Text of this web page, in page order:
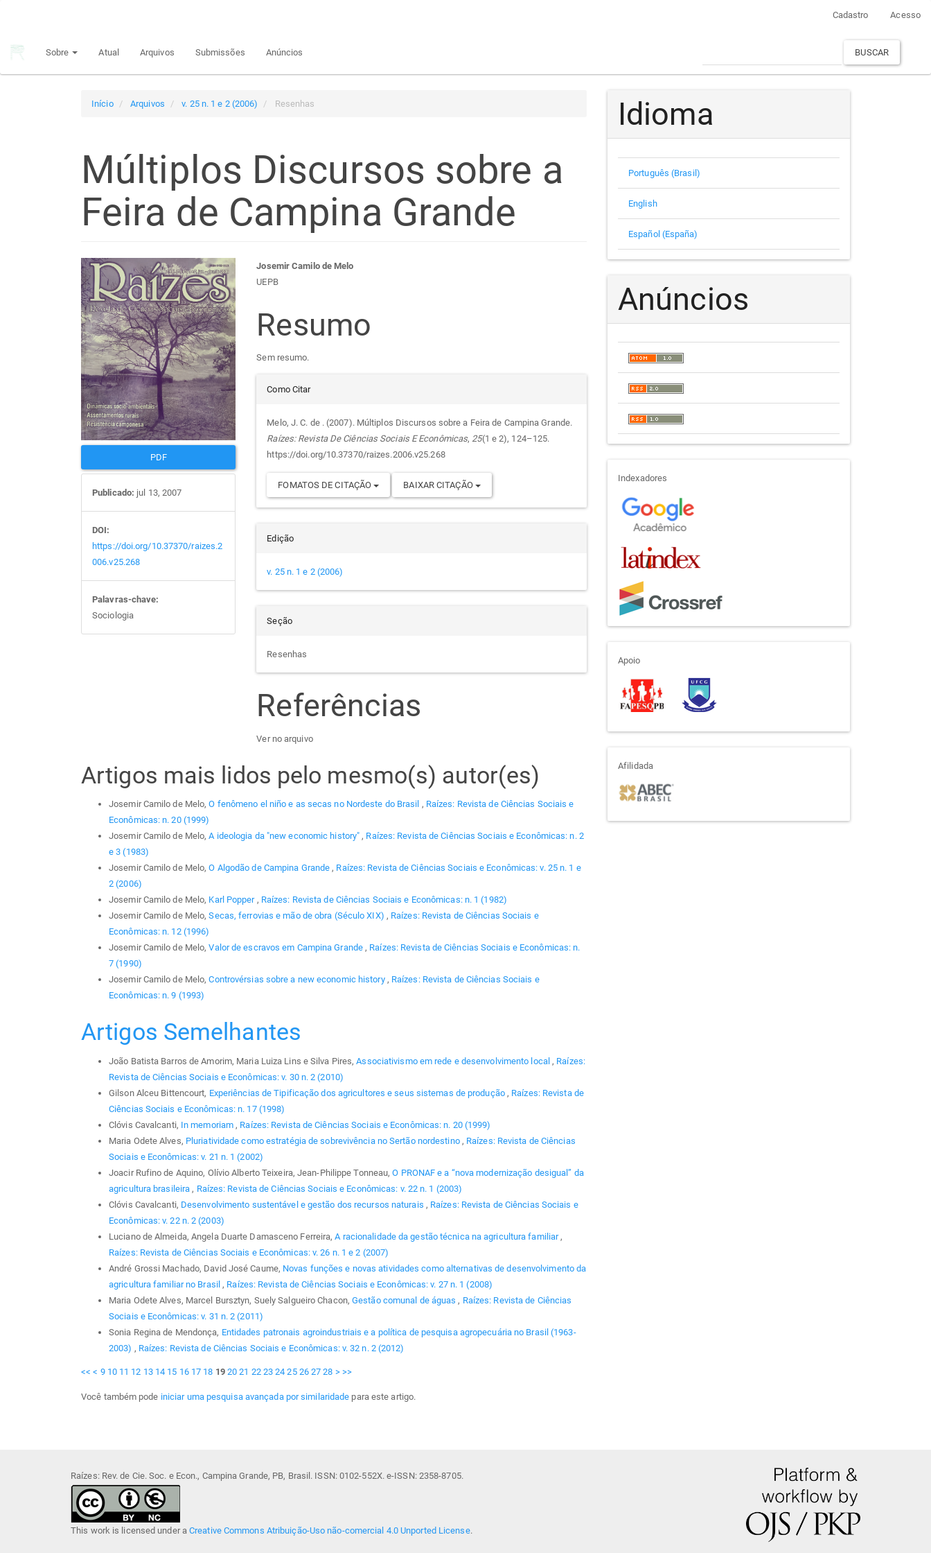
principal
Cadastro Acesso
Sobre Atual Arquivos Submissões Anúncios BUSCAR
Início Arquivos v. 25 n. 1 e 2 (2006) Resenhas
Múltiplos Discursos sobre a
Feira de Campina Grande
Barra
lateral
de
artigos
PDF
Publicado: jul 13, 2007
DOI:
https://doi.org/10.37370/raizes.2
006.v25.268
Palavras-chave:
Sociologia
Conteúdo
do
artigo
principal
Josemir Camilo de Melo
UEPB
Resumo
Sem resumo.
Detalhes
do
artigo
Como Citar
Melo, J. C. de . (2007). Múltiplos Discursos sobre a Feira de Campina Grande.
Raízes: Revista De Ciências Sociais E Econômicas, 25(1 e 2), 124–125.
https://doi.org/10.37370/raizes.2006.v25.268
FOMATOS DE CITAÇÃO BAIXAR CITAÇÃO
Edição
v. 25 n. 1 e 2 (2006)
Seção
Resenhas
Referências
Ver no arquivo
Artigos mais lidos pelo mesmo(s) autor(es)
Josemir Camilo de Melo,O fenômeno el niño e as secas no Nordeste do Brasil , Raízes: Revista de Ciências Sociais e
Econômicas: n. 20 (1999)
Josemir Camilo de Melo,A ideologia da "new economic history", Raízes: Revista de Ciências Sociais e Econômicas: n. 2
e 3 (1983)
Josemir Camilo de Melo,O Algodão de Campina Grande, Raízes: Revista de Ciências Sociais e Econômicas: v. 25 n. 1 e
2 (2006)
Josemir Camilo de Melo, Karl Popper , Raízes: Revista de Ciências Sociais e Econômicas: n. 1 (1982)
Josemir Camilo de Melo,Secas, ferrovias e mão de obra (Século XIX) , Raízes: Revista de Ciências Sociais e
Econômicas: n. 12 (1996)
Josemir Camilo de Melo,Valor de escravos em Campina Grande, Raízes: Revista de Ciências Sociais e Econômicas: n.
7 (1990)
Josemir Camilo de Melo,Controvérsias sobre a new economic history , Raízes: Revista de Ciências Sociais e
Econômicas: n. 9 (1993)
Artigos Semelhantes
João Batista Barros de Amorim, Maria Luiza Lins e Silva Pires,Associativismo em rede e desenvolvimento local , Raízes:
Revista de Ciências Sociais e Econômicas: v. 30 n. 2 (2010)
Gilson Alceu Bittencourt, Experiências de Tipificação dos agricultores e seus sistemas de produção , Raízes: Revista de
Ciências Sociais e Econômicas: n. 17 (1998)
Clóvis Cavalcanti, In memoriam , Raízes: Revista de Ciências Sociais e Econômicas: n. 20 (1999)
Maria Odete Alves, Pluriatividade como estratégia de sobrevivência no Sertão nordestino , Raízes: Revista de Ciências
Sociais e Econômicas: v. 21 n. 1 (2002)
Joacir Rufino de Aquino, Olívio Alberto Teixeira, Jean-Philippe Tonneau,O PRONAF e a “nova modernização desigual” da
agricultura brasileira , Raízes: Revista de Ciências Sociais e Econômicas: v. 22 n. 1 (2003)
Clóvis Cavalcanti, Desenvolvimento sustentável e gestão dos recursos naturais , Raízes: Revista de Ciências Sociais e
Econômicas: v. 22 n. 2 (2003)
Luciano de Almeida, Angela Duarte Damasceno Ferreira,A racionalidade da gestão técnica na agricultura familiar ,
Raízes: Revista de Ciências Sociais e Econômicas: v. 26 n. 1 e 2 (2007)
André Grossi Machado, David José Caume, Novas funções e novas atividades como alternativas de desenvolvimento da
agricultura familiar no Brasil , Raízes: Revista de Ciências Sociais e Econômicas: v. 27 n. 1 (2008)
Maria Odete Alves, Marcel Bursztyn, Suely Salgueiro Chacon,Gestão comunal de águas , Raízes: Revista de Ciências
Sociais e Econômicas: v. 31 n. 2 (2011)
Sonia Regina de Mendonça, Entidades patronais agroindustriais e a política de pesquisa agropecuária no Brasil (1963-
2003) , Raízes: Revista de Ciências Sociais e Econômicas: v. 32 n. 2 (2012)
<< < 9 10 11 12 13 14 15 16 17 18 19 20 21 22 23 24 25 26 27 28 > >>
Você também pode iniciar uma pesquisa avançada por similaridade para este artigo.
Idioma
Português (Brasil)
English
Español (España)
Anúncios
indexadores
Indexadores
apoio
Apoio
afiliada
Afilidada
Raízes: Rev. de Cie. Soc. e Econ., Campina Grande, PB, Brasil. ISSN: 0102-552X. e-ISSN: 2358-8705.
This work is licensed under aCreative Commons Atribuição-Uso não-comercial 4.0 Unported License.